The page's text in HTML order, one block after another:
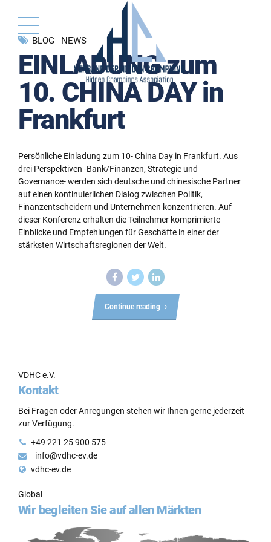
BLOG NEWS
EINLADUNG zum
10. CHINA DAY in
Frankfurt
Persönliche Einladung zum 10- China Day in Frankfurt. Aus
drei Perspektiven -Bank/Finanzen, Strategie und
Governance- werden sich deutsche und chinesische Partner
auf einen kontinuierlichen Dialog zwischen Politik,
Finanzentscheidern und Unternehmen konzentrieren. Auf
dieser Konferenz erhalten die Teilnehmer komprimierte
Einblicke und Empfehlungen für Geschäfte in einer der
stärksten Wirtschaftsregionen der Welt.
Continue reading
VDHC e.V.
Kontakt
Bei Fragen oder Anregungen stehen wir Ihnen gerne jederzeit
zur Verfügung.
+49 221 25 900 575
info@vdhc-ev.de
vdhc-ev.de
Global
Wir begleiten Sie auf allen Märkten